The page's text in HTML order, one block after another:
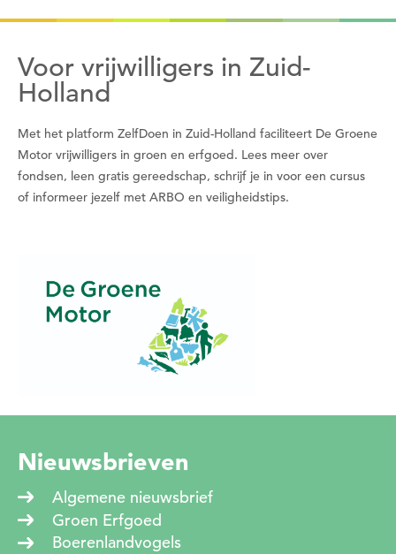
Voor vrijwilligers in Zuid-
Holland
Met het platform ZelfDoen in Zuid-Holland faciliteert De Groene
Motor vrijwilligers in groen en erfgoed. Lees meer over
fondsen, leen gratis gereedschap, schrijf je in voor een cursus
of informeer jezelf met ARBO en veiligheidstips.
Nieuwsbrieven
Algemene nieuwsbrief
Groen Erfgoed
Boerenlandvogels